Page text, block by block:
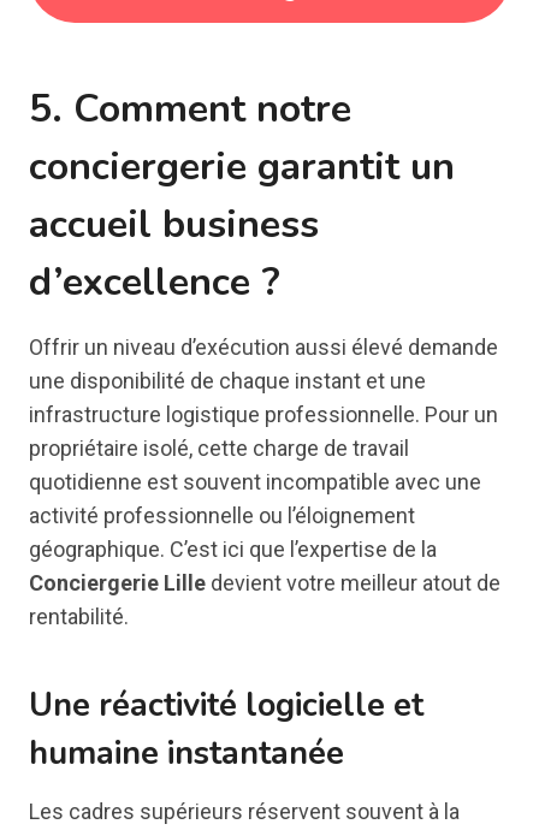
5. Comment notre
conciergerie garantit un
accueil business
d’excellence ?
Offrir un niveau d’exécution aussi élevé demande
une disponibilité de chaque instant et une
infrastructure logistique professionnelle. Pour un
propriétaire isolé, cette charge de travail
quotidienne est souvent incompatible avec une
activité professionnelle ou l’éloignement
géographique. C’est ici que l’expertise de la
Conciergerie Lille devient votre meilleur atout de
rentabilité.
Une réactivité logicielle et
humaine instantanée
Les cadres supérieurs réservent souvent à la